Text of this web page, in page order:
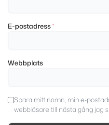
E-postadress*
Webbplats
Spara mitt namn, min e-
webbläsare till nästa gång jag